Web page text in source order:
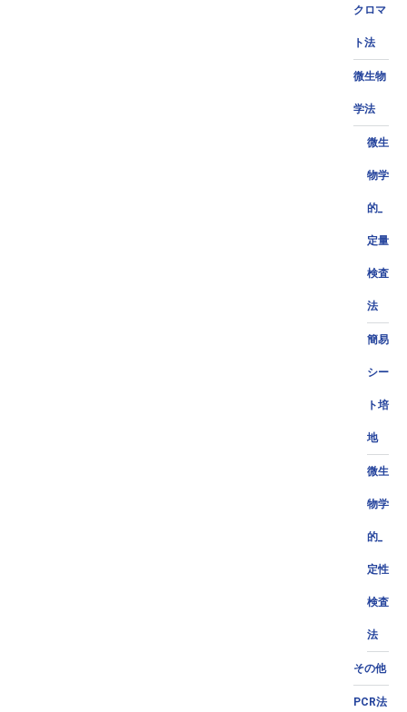
クロマ
ト法
微生物
学法
微生
物学
的_
定量
検査
法
簡易
シー
ト培
地
微生
物学
的_
定性
検査
法
その他
PCR法